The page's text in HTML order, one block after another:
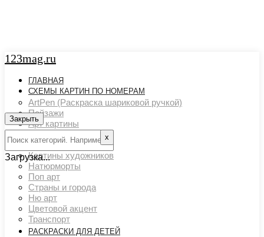
123mag.ru
ГЛАВНАЯ
СХЕМЫ КАРТИН ПО НОМЕРАМ
ArtPen (Раскраска шариковой ручкой)
Пейзажи
Арт картины
Люди
Картины художников
Натюрморты
Поп арт
Страны и города
Ню арт
Цветовой акцент
Транспорт
РАСКРАСКИ ДЛЯ ДЕТЕЙ
Закрыть
х
Загрузка...